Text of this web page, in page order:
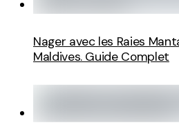
Nager avec les Raies
Maldives. Guide Complet